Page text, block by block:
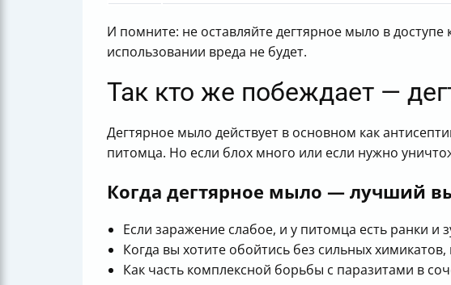
И помните: не оставляйте дегтярное мыло в
использовании вреда не будет.
Так кто же побеждает —
Дегтярное мыло действует в основном как
питомца. Но если блох много или если нужно
Когда дегтярное мыло — лучший
Если заражение слабое, и у питомца есть ранки и
Когда вы хотите обойтись без сильных
Как часть комплексной борьбы с паразитами в